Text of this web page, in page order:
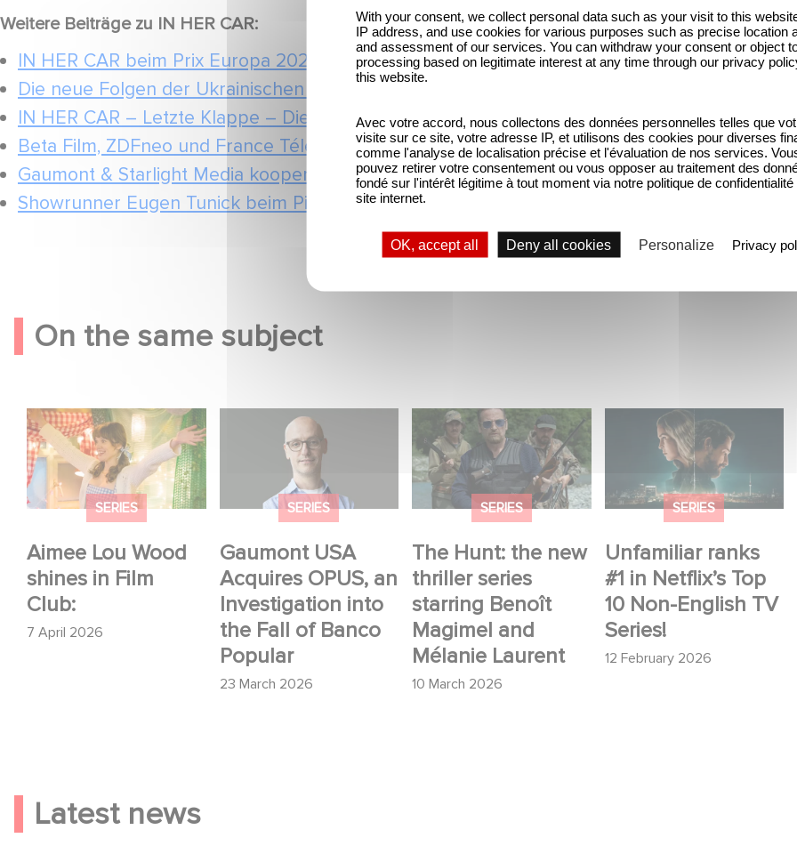
Weitere Beiträge zu IN HER CAR:
IN HER CAR beim Prix Europa 2024 ausgezeichnet
Die neue Folgen der Ukrainischen Dramaserie IN HER CAR ab 2.8. in der ZDF Mediathek
IN HER CAR – Letzte Klappe – Die Ukrainische Kriegsdramaserie ist abgedreht
Beta Film, ZDFneo und France Télévisions beteiligen sich an Gaumonts ukrainischer
Gaumont & Starlight Media kooperieren für paneuropäische Produktion der ukrainischen
Showrunner Eugen Tunick beim Pitch Your Pilot Wettbewerb – Die Gewinner 2022
On the same subject
SERIES
Aimee Lou Wood
shines in Film
Club:
7 April 2026
Aimee Lou Wood
shines in Film Club:
SERIES
Gaumont USA
Acquires OPUS, an
Investigation into
the Fall of Banco
Popular
23 March 2026
Gaumont USA
Acquires OPUS, an
Investigation into the
Fall of Banco Popular
SERIES
The Hunt: the new
thriller series
starring Benoît
Magimel and
Mélanie Laurent
10 March 2026
The Hunt: the new
thriller series starring
Benoît Magimel and
Mélanie Laurent
SERIES
Unfamiliar ranks
#1 in Netflix’s Top
10 Non-English TV
Series!
12 February 2026
Unfamiliar ranks #1 in
Netflix’s Top 10 Non-
English TV Series!
Latest news
With your consent, we collect personal data such as your visit to this
IP address, and use cookies for various purposes such as precise location
and assessment of our services. You can withdraw your consent or object
processing based on legitimate interest at any time through our privacy
this website.
Avec votre accord, nous collectons des données personnelles telles que
visite sur ce site, votre adresse IP, et utilisons des cookies pour diverses
comme l'analyse de localisation précise et l'évaluation de nos services.
pouvez retirer votre consentement ou vous opposer au traitement des
fondé sur l'intérêt légitime à tout moment via notre politique de
site internet.
OK, accept all Deny all cookies Personalize Privacy